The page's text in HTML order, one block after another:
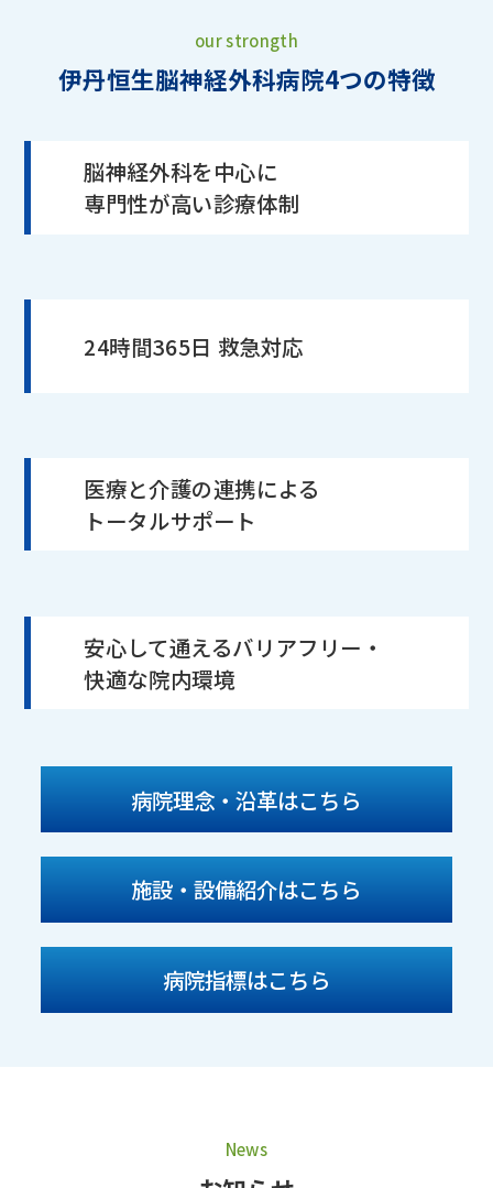
our strongth
伊丹恒生脳神経外科病院4つの特徴
脳神経外科を中心に
専門性が高い診療体制
24時間365日 救急対応
医療と介護の連携による
トータルサポート
安心して通えるバリアフリー・
快適な院内環境
病院理念・沿革はこちら
施設・設備紹介はこちら
病院指標はこちら
News